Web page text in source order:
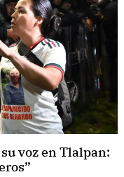
voz en Tlalpan: